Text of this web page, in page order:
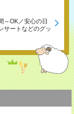
～OK／安心の日
サートなどのグッ